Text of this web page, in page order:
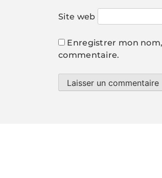
Site web
Enregistrer mon
commentaire.